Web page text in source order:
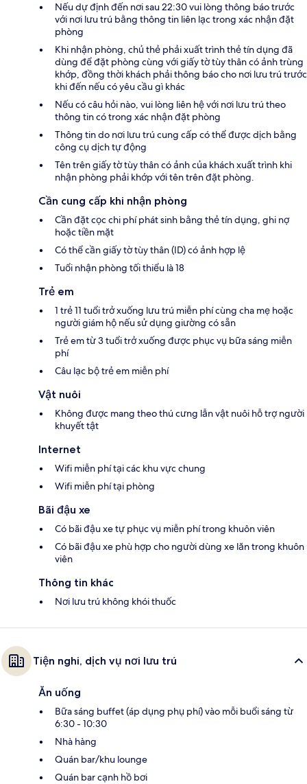
Nếu dự định đến nơi sau 22:30 vui lòng thông báo trước
với nơi lưu trú bằng thông tin liên lạc trong xác nhận đặt
phòng
Khi nhận phòng, chủ thẻ phải xuất trình thẻ tín dụng đã
dùng để đặt phòng cùng với giấy tờ tùy thân có ảnh trùng
khớp, đồng thời khách phải thông báo cho nơi lưu trú trước
khi đến nếu có yêu cầu gì khác
Nếu có câu hỏi nào, vui lòng liên hệ với nơi lưu trú theo
thông tin có trong xác nhận đặt phòng
Thông tin do nơi lưu trú cung cấp có thể được dịch bằng
công cụ dịch tự động
Tên trên giấy tờ tùy thân có ảnh của khách xuất trình khi
nhận phòng phải khớp với tên trên đặt phòng.
Cần cung cấp khi nhận phòng
Cần đặt cọc chi phí phát sinh bằng thẻ tín dụng, ghi nợ
hoặc tiền mặt
Có thể cần giấy tờ tùy thân (ID) có ảnh hợp lệ
Tuổi nhận phòng tối thiểu là 18
Trẻ em
1 trẻ 11 tuổi trở xuống lưu trú miễn phí cùng cha mẹ hoặc
người giám hộ nếu sử dụng giường có sẵn
Trẻ em từ 3 tuổi trở xuống được phục vụ bữa sáng miễn
phí
Câu lạc bộ trẻ em miễn phí
Vật nuôi
Không được mang theo thú cưng lẫn vật nuôi hỗ trợ người
khuyết tật
Internet
Wifi miễn phí tại các khu vực chung
Wifi miễn phí tại phòng
Bãi đậu xe
Có bãi đậu xe tự phục vụ miễn phí trong khuôn viên
Có bãi đậu xe phù hợp cho người dùng xe lăn trong khuôn
viên
Thông tin khác
Nơi lưu trú không khói thuốc
Tiện nghi, dịch vụ nơi lưu trú
Ăn uống
Bữa sáng buffet (áp dụng phụ phí) vào mỗi buổi sáng từ
6:30 - 10:30
Nhà hàng
Quán bar/khu lounge
Quán bar cạnh hồ bơi